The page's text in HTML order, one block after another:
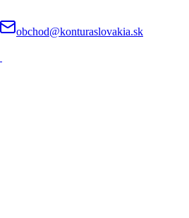
obchod@konturaslovakia.sk